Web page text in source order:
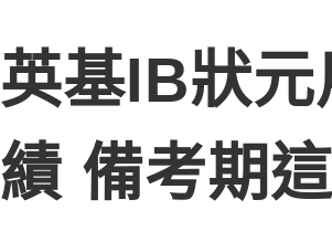
英基IB狀
績 備考期